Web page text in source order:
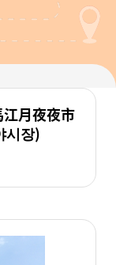
月夜夜市
시장)